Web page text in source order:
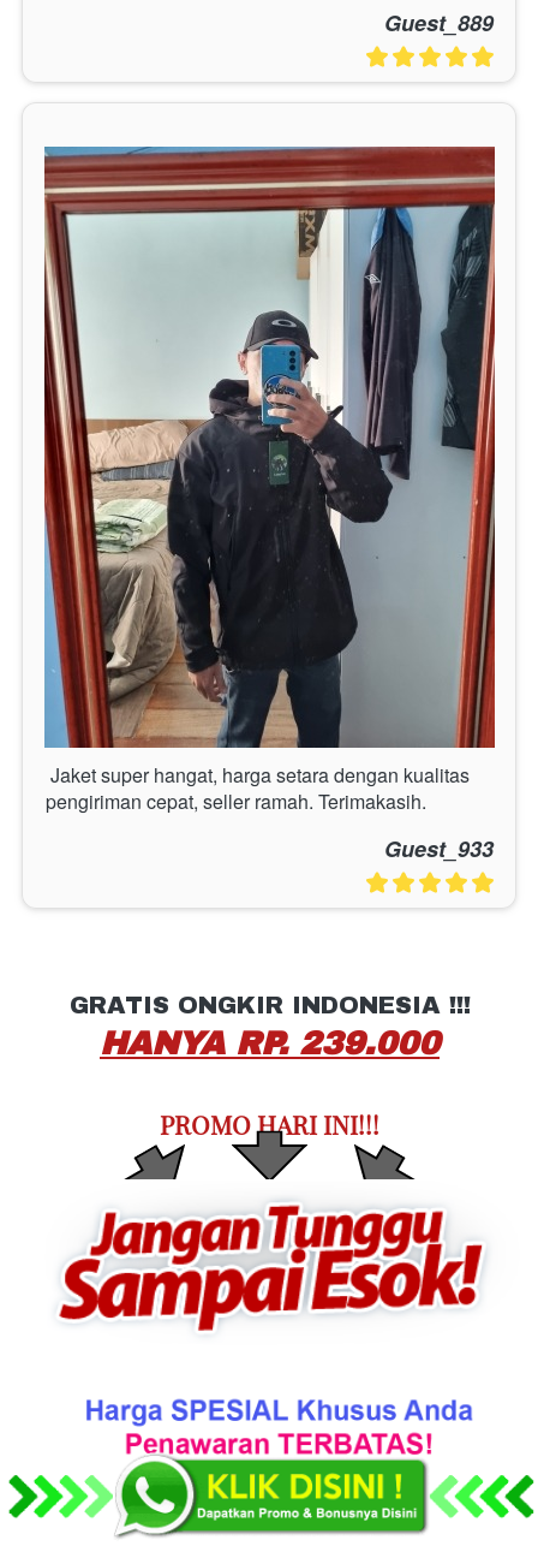
Guest_889
Jaket super hangat, harga setara dengan kualitas
pengiriman cepat, seller ramah. Terimakasih.
Guest_933
PROMO HARI INI!!!
GRATIS ONGKIR INDONESIA !!!
HANYA RP. 239.000